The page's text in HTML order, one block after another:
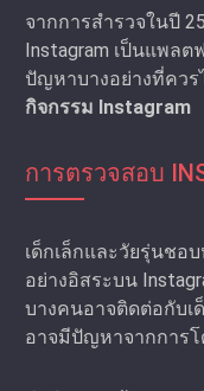
จากการสํารวจในปี
Instagram เป็นแพล
ปัญหาบางอย่างที่ควร
กิจกรรม Instagram
การตรวจสอบ
เด็กเล็กและวัยรุ่นชอ
อย่างอิสระบน
บางคนอาจติดต่อกับเ
อาจมีปัญหาจากการ